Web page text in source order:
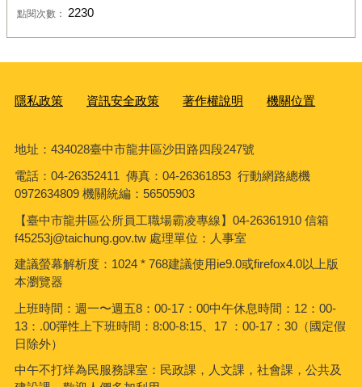
點閱次數： 2230
隱私政策 資訊安全政策 著作權說明 機關位置
地址：434028臺中市龍井區沙田路四段247號
電話：04-26352411 傳真：04-26361853 行動網路總機
0972634809 機關統編：56505903
【臺中市龍井區公所員工職場霸凌專線】04-26361910 信箱
f45253j@taichung.gov.tw 處理單位：人事室
建議螢幕解析度：1024 * 768建議使用ie9.0或firefox4.0以上版
本瀏覽器
上班時間：週一〜週五8：00-17：00中午休息時間：12：00-
13：.00彈性上下班時間：8:00-8:15、17 ：00-17：30（國定假
日除外）
中午不打烊為民服務課室：民政課，人文課，社會課，公共及